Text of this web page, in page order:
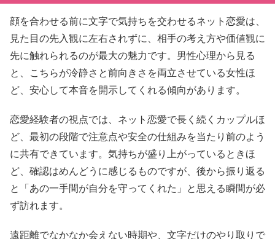
顔を合わせる前に文字で気持ちを交わせるネット恋愛は、
見た目の先入観に左右されずに、相手の考え方や価値観に
先に触れられるのが最大の魅力です。男性心理から見る
と、こちらが冷静さと前向きさを両立させている女性ほ
ど、安心して本音を開示してくれる傾向があります。
恋愛経験者の視点では、ネット恋愛で長く続くカップルほ
ど、最初の段階で注意点や安全の仕組みを当たり前のよう
に共有できています。気持ちが盛り上がっているときほ
ど、確認はめんどうに感じるものですが、後から振り返る
と「あの一手間が自分を守ってくれた」と思える瞬間が必
ず訪れます。
遠距離でなかなか会えない時期や、文字だけのやり取りで